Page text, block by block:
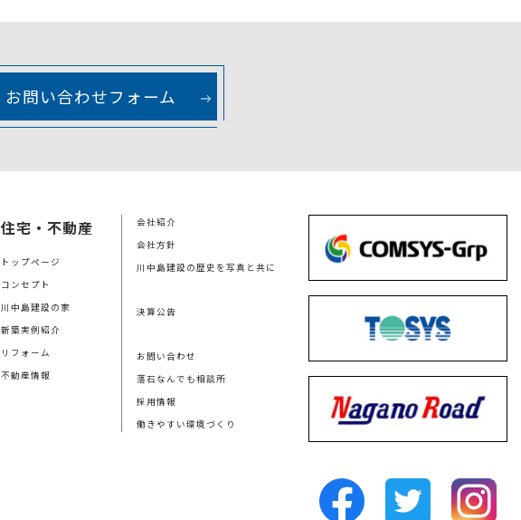
お問い合わせフォーム
住宅・不動産
トップページ
コンセプト
川中島建設の家
新築実例紹介
リフォーム
不動産情報
会社紹介
会社方針
川中島建設の歴史を写真と共に
決算公告
お問い合わせ
落石なんでも相談所
採用情報
働きやすい環境づくり